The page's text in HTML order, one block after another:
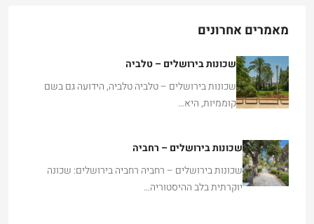
מאמרים אחרונים
שכונות בירושלים – טלביה
שכונות בירושלים – טלביה טלביה, הידועה גם בשם
קוממיות, היא…
שכונות בירושלים – רחביה
שכונות בירושלים – רחביה רחביה בירושלים: שכונה
יוקרתית בלב ההיסטוריה…